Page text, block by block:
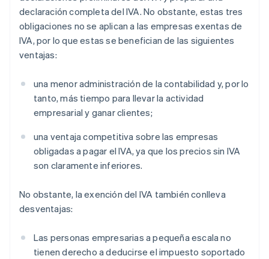
declaración completa del IVA. No obstante, estas tres
obligaciones no se aplican a las empresas exentas de
IVA, por lo que estas se benefician de las siguientes
ventajas:
una menor administración de la contabilidad y, por lo
tanto, más tiempo para llevar la actividad
empresarial y ganar clientes;
una ventaja competitiva sobre las empresas
obligadas a pagar el IVA, ya que los precios sin IVA
son claramente inferiores.
No obstante, la exención del IVA también conlleva
desventajas:
Las personas empresarias a pequeña escala no
tienen derecho a deducirse el impuesto soportado